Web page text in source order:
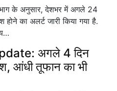
के अनुसार, देशभर में अगले 24
होने का अलर्ट जारी किया गया है.
अगले 4 दिन
आंधी तूफान का भी